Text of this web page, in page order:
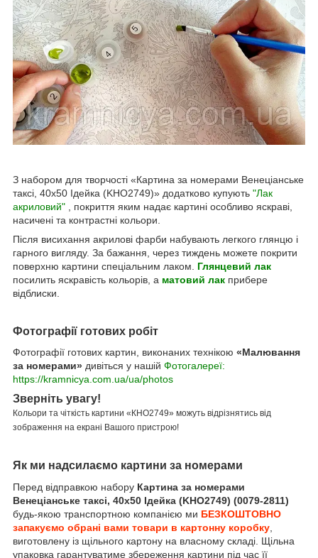
З набором для творчості «Картина за номерами Венеціанське
таксі, 40х50 Ідейка (KHO2749)» додатково купують "Лак
акриловий" , покриття яким надає картині особливо яскраві,
насичені та контрастні кольори.
Після висихання акрилові фарби набувають легкого глянцю і
гарного вигляду. За бажання, через тиждень можете покрити
поверхню картини спеціальним лаком. Глянцевий лак
посилить яскравість кольорів, а матовий лак прибере
відблиски.
Фотографії готових робіт
Фотографії готових картин, виконаних технікою «Малювання
за номерами» дивіться у нашій Фотогалереї:
https://kramnicya.com.ua/ua/photos
Зверніть увагу!
Кольори та чіткість картини «КНО2749» можуть відрізнятись від
зображення на екрані Вашого пристрою!
Як ми надсилаємо картини за номерами
Перед відправкою набору Картина за номерами
Венеціанське таксі, 40х50 Ідейка (KHO2749) (0079-2811)
будь-якою транспортною компанією ми БЕЗКОШТОВНО
запакуємо обрані вами товари в картонну коробку
виготовлену із щільного картону на власному складі. Щільна
упаковка гарантуватиме збереження картини під час її